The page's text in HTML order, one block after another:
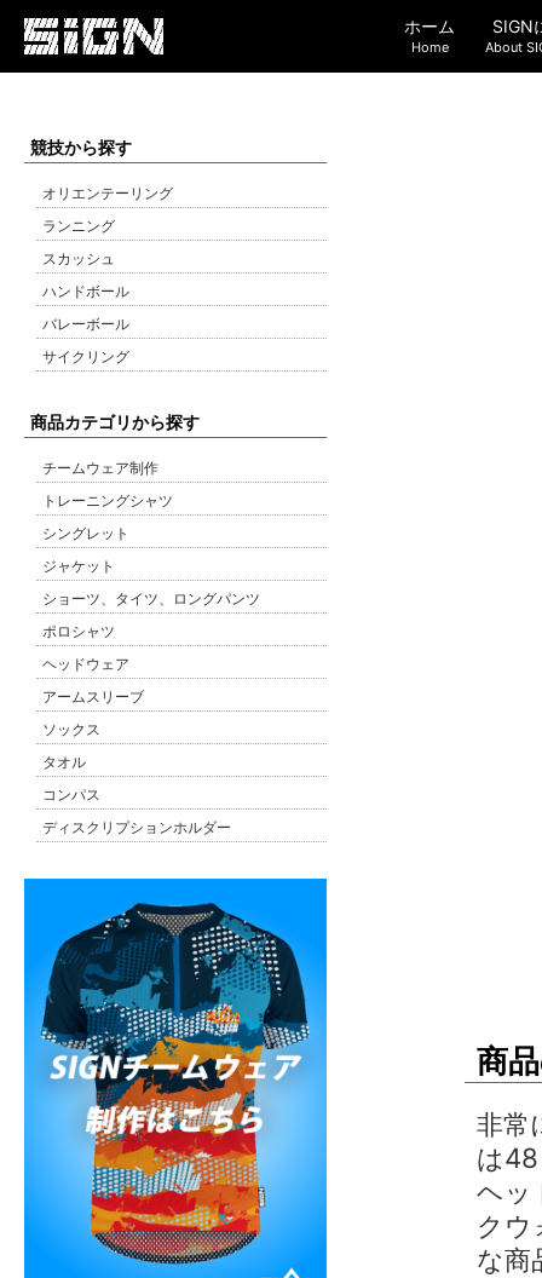
ホーム
Home
SIGN
About
競技から探す
オリエンテーリング
ランニング
スカッシュ
ハンドボール
バレーボール
サイクリング
商品カテゴリから探す
チームウェア制作
トレーニングシャツ
シングレット
ジャケット
ショーツ、タイツ、ロングパンツ
ポロシャツ
ヘッドウェア
アームスリーブ
ソックス
タオル
コンパス
ディスクリプションホルダー
商
非常
は
ヘッ
クウ
な商